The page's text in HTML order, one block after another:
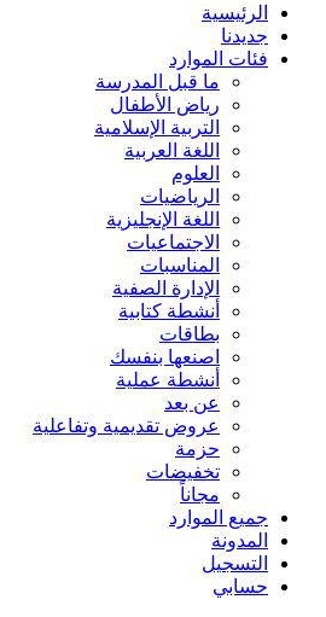
الرئيسية
جديدنا
فئات الموارد
ما قبل المدرسة
رياض الأطفال
التربية الإسلامية
اللغة العربية
العلوم
الرياضيات
اللغة الإنجليزية
الاجتماعيات
المناسبات
الإدارة الصفية
أنشطة كتابية
بطاقات
اصنعها بنفسك
أنشطة عملية
عن بعد
عروض تقديمية وتفاعلية
حزمة
تخفيضات
مجاناً
جميع الموارد
المدونة
التسجيل
حسابي